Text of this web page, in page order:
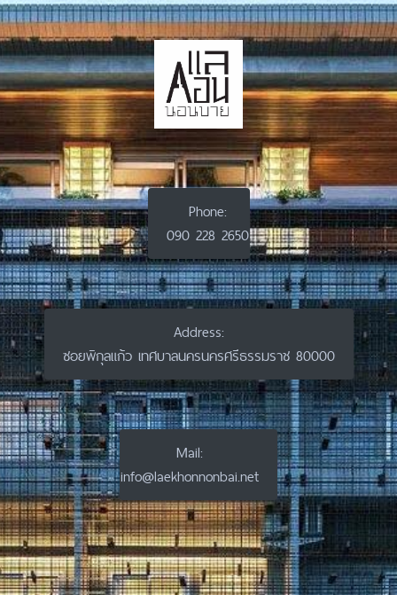
Phone:
090 228 2650
Address:
ซอยพิกุลแก้ว เทศบาลนครนครศรีธรรมราช 80000
Mail:
info@laekhonnonbai.net